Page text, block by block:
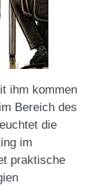
ihm kommen
Bereich des
die
im
praktische